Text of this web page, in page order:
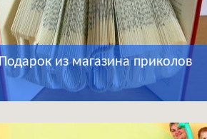
Подарок из магазина приколов